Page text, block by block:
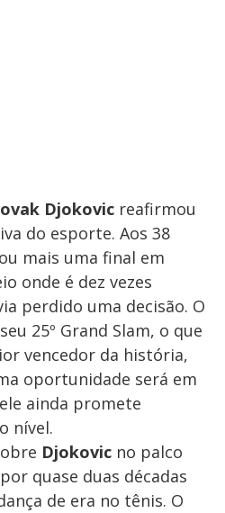
Djokovic reafirmou
do esporte. Aos 38
mais uma final em
onde é dez vezes
perdido uma decisão. O
25º Grand Slam, o que
vencedor da história,
oportunidade será em
ainda promete
nível.
Djokovic no palco
quase duas décadas
de era no tênis. O